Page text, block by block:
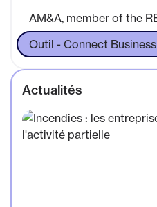
AM&A, member of the
Outil - Connect Business
Actualités